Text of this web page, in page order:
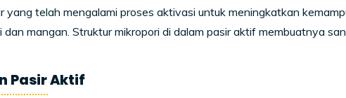
yang telah mengalami proses aktivasi untuk meningkatkan
mangan. Struktur mikropori di dalam pasir aktif membuatnya
Pasir Aktif